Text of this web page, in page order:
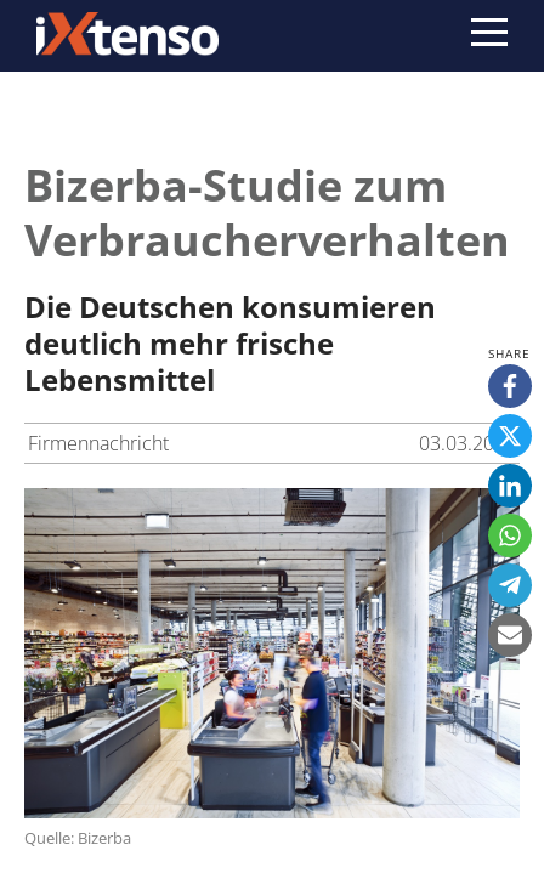
Bizerba-Studie zum
Verbraucherverhalten
Die Deutschen konsumieren
deutlich mehr frische
Lebensmittel
Firmennachricht 03.03.2017
Quelle: Bizerba